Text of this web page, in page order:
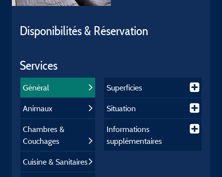
Disponibilités & Réservation
Services
Général
Animaux
Chambres &
Couchages
Cuisine & Sanitaires
Superficies
Situation
Informations
supplémentaires